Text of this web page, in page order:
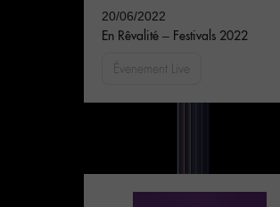
20/06/2022
En Rêvalité – Festivals 2022
Évenement Live